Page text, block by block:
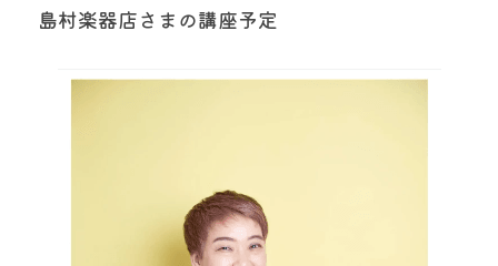
島村楽器店さまの講座予定